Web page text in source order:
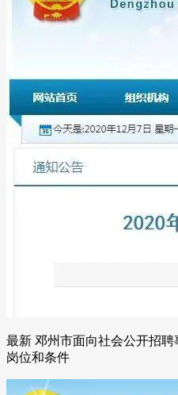
最新 邓州市面向社会公开招
岗位和条件